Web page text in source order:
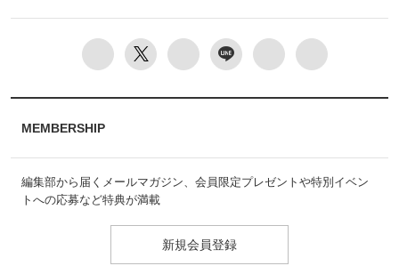
MEMBERSHIP
編集部から届くメールマガジン、会員限定プレゼントや特別イベン
トへの応募など特典が満載
新規会員登録